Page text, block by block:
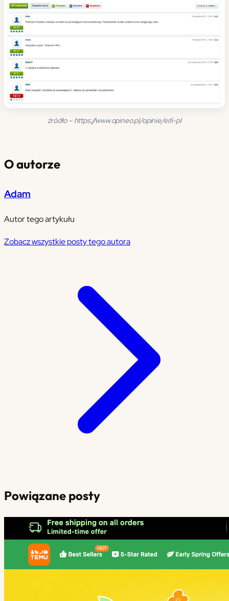
źródło – https://www.opineo.pl/opinie/erli-pl
O autorze
Adam
Autor tego artykułu
Zobacz wszystkie posty tego autora
Powiązane posty